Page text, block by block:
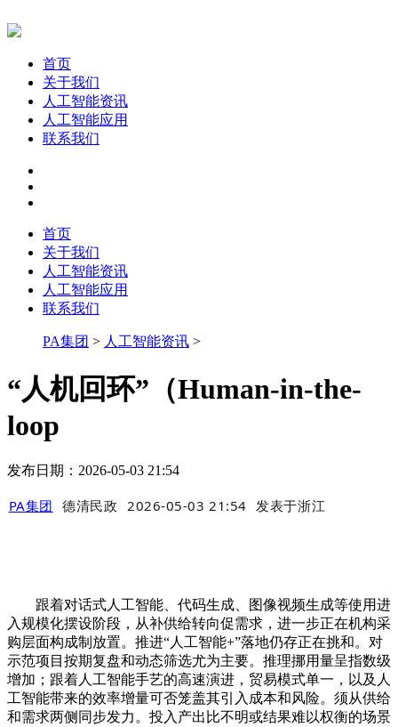
首页
关于我们
人工智能资讯
人工智能应用
联系我们
首页
关于我们
人工智能资讯
人工智能应用
联系我们
PA集团 > 人工智能资讯 >
“人机回环”（Human-in-the-
loop
发布日期：2026-05-03 21:54
PA集团 德清民政 2026-05-03 21:54 发表于浙江
跟着对话式人工智能、代码生成、图像视频生成等使用进
入规模化摆设阶段，从补供给转向促需求，进一步正在机构采
购层面构成制放置。推进“人工智能+”落地仍存正在挑和。对
示范项目按期复盘和动态筛选尤为主要。推理挪用量呈指数级
增加；跟着人工智能手艺的高速演进，贸易模式单一，以及人
工智能带来的效率增量可否笼盖其引入成本和风险。须从供给
和需求两侧同步发力。投入产出比不明或结果难以权衡的场景